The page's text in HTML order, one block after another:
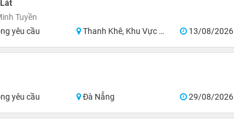
Tuyền
yêu cầu Thanh Khê, Khu Vực Lân Cận Đà Nẵng 13/08/2026
yêu cầu Đà Nẵng 29/08/2026